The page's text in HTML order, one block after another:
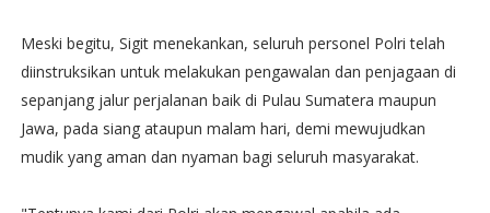
Meski begitu, Sigit menekankan, seluruh personel Polri telah
diinstruksikan untuk melakukan pengawalan dan penjagaan di
sepanjang jalur perjalanan baik di Pulau Sumatera maupun
Jawa, pada siang ataupun malam hari, demi mewujudkan
mudik yang aman dan nyaman bagi seluruh masyarakat.